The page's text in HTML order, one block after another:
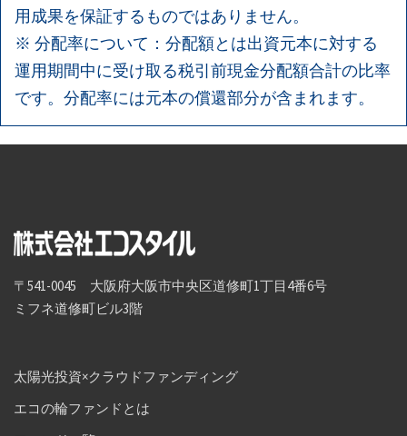
用成果を保証するものではありません。
※ 分配率について：分配額とは出資元本に対する
運用期間中に受け取る税引前現金分配額合計の比率
です。分配率には元本の償還部分が含まれます。
〒541-0045 大阪府大阪市中央区道修町1丁目4番6号
ミフネ道修町ビル3階
太陽光投資×クラウドファンディング
エコの輪ファンドとは